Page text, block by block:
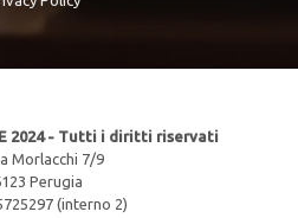
2024 - Tutti i diritti riservati
Morlacchi 7/9
Perugia
(interno 2)